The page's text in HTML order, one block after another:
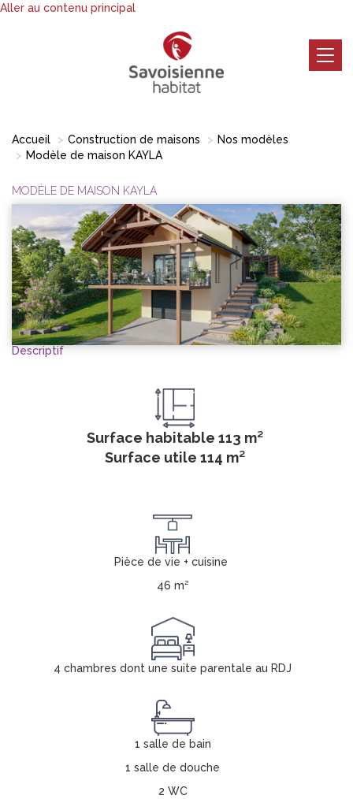
Aller au contenu principal
Accueil Construction de maisons
Nos modèles
Modèle de maison KAYLA
MODÈLE DE MAISON KAYLA
Descriptif
Surface habitable 113 m²
Surface utile 114 m²
Pièce de vie + cuisine
46 m²
4 chambres dont une suite parentale au RDJ
1 salle de bain
1 salle de douche
2 WC